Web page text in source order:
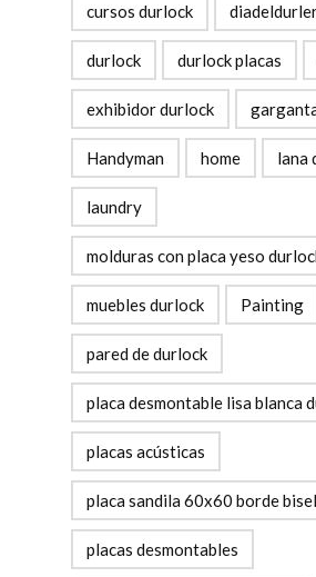
cursos durlock
durlock durlock placas
exhibidor durlock
Handyman home lana
laundry
molduras con placa yeso
muebles durlock Painting
pared de durlock
placa desmontable lisa blanca
placas acústicas
placa sandila 60x60 borde
placas desmontables